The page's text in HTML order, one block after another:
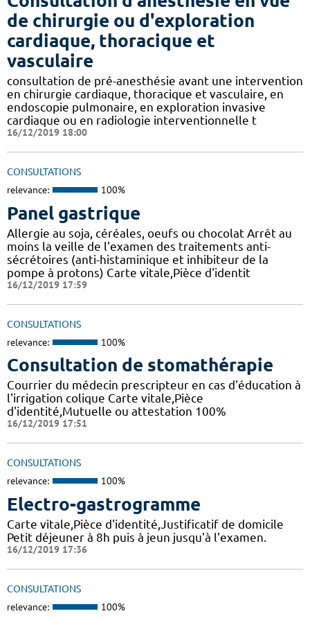
de chirurgie ou d'exploration
cardiaque, thoracique et
vasculaire
consultation de pré-anesthésie avant une intervention
en chirurgie cardiaque, thoracique et vasculaire, en
endoscopie pulmonaire, en exploration invasive
cardiaque ou en radiologie interventionnelle t
16/12/2019 18:00
CONSULTATIONS
relevance: 100%
Panel gastrique
Allergie au soja, céréales, oeufs ou chocolat Arrêt au
moins la veille de l'examen des traitements anti-
sécrétoires (anti-histaminique et inhibiteur de la
pompe à protons) Carte vitale,Pièce d'identit
16/12/2019 17:59
CONSULTATIONS
relevance: 100%
Consultation de stomathérapie
Courrier du médecin prescripteur en cas d'éducation à
l'irrigation colique Carte vitale,Pièce
d'identité,Mutuelle ou attestation 100%
16/12/2019 17:51
CONSULTATIONS
relevance: 100%
Electro-gastrogramme
Carte vitale,Pièce d'identité,Justificatif de domicile
Petit déjeuner à 8h puis à jeun jusqu'à l'examen.
16/12/2019 17:36
CONSULTATIONS
relevance: 100%